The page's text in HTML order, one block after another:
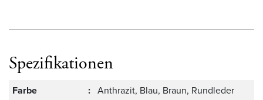
Spezifikationen
Farbe : Anthrazit, Blau, Braun, Rundleder